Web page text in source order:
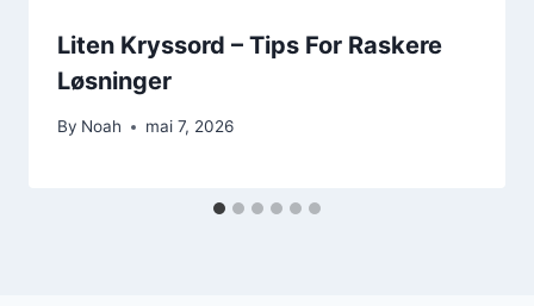
Liten Kryssord – Tips For Raskere
Løsninger
By Noah mai 7, 2026